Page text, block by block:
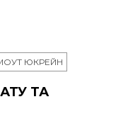
ЮКРЕЙН
ТА